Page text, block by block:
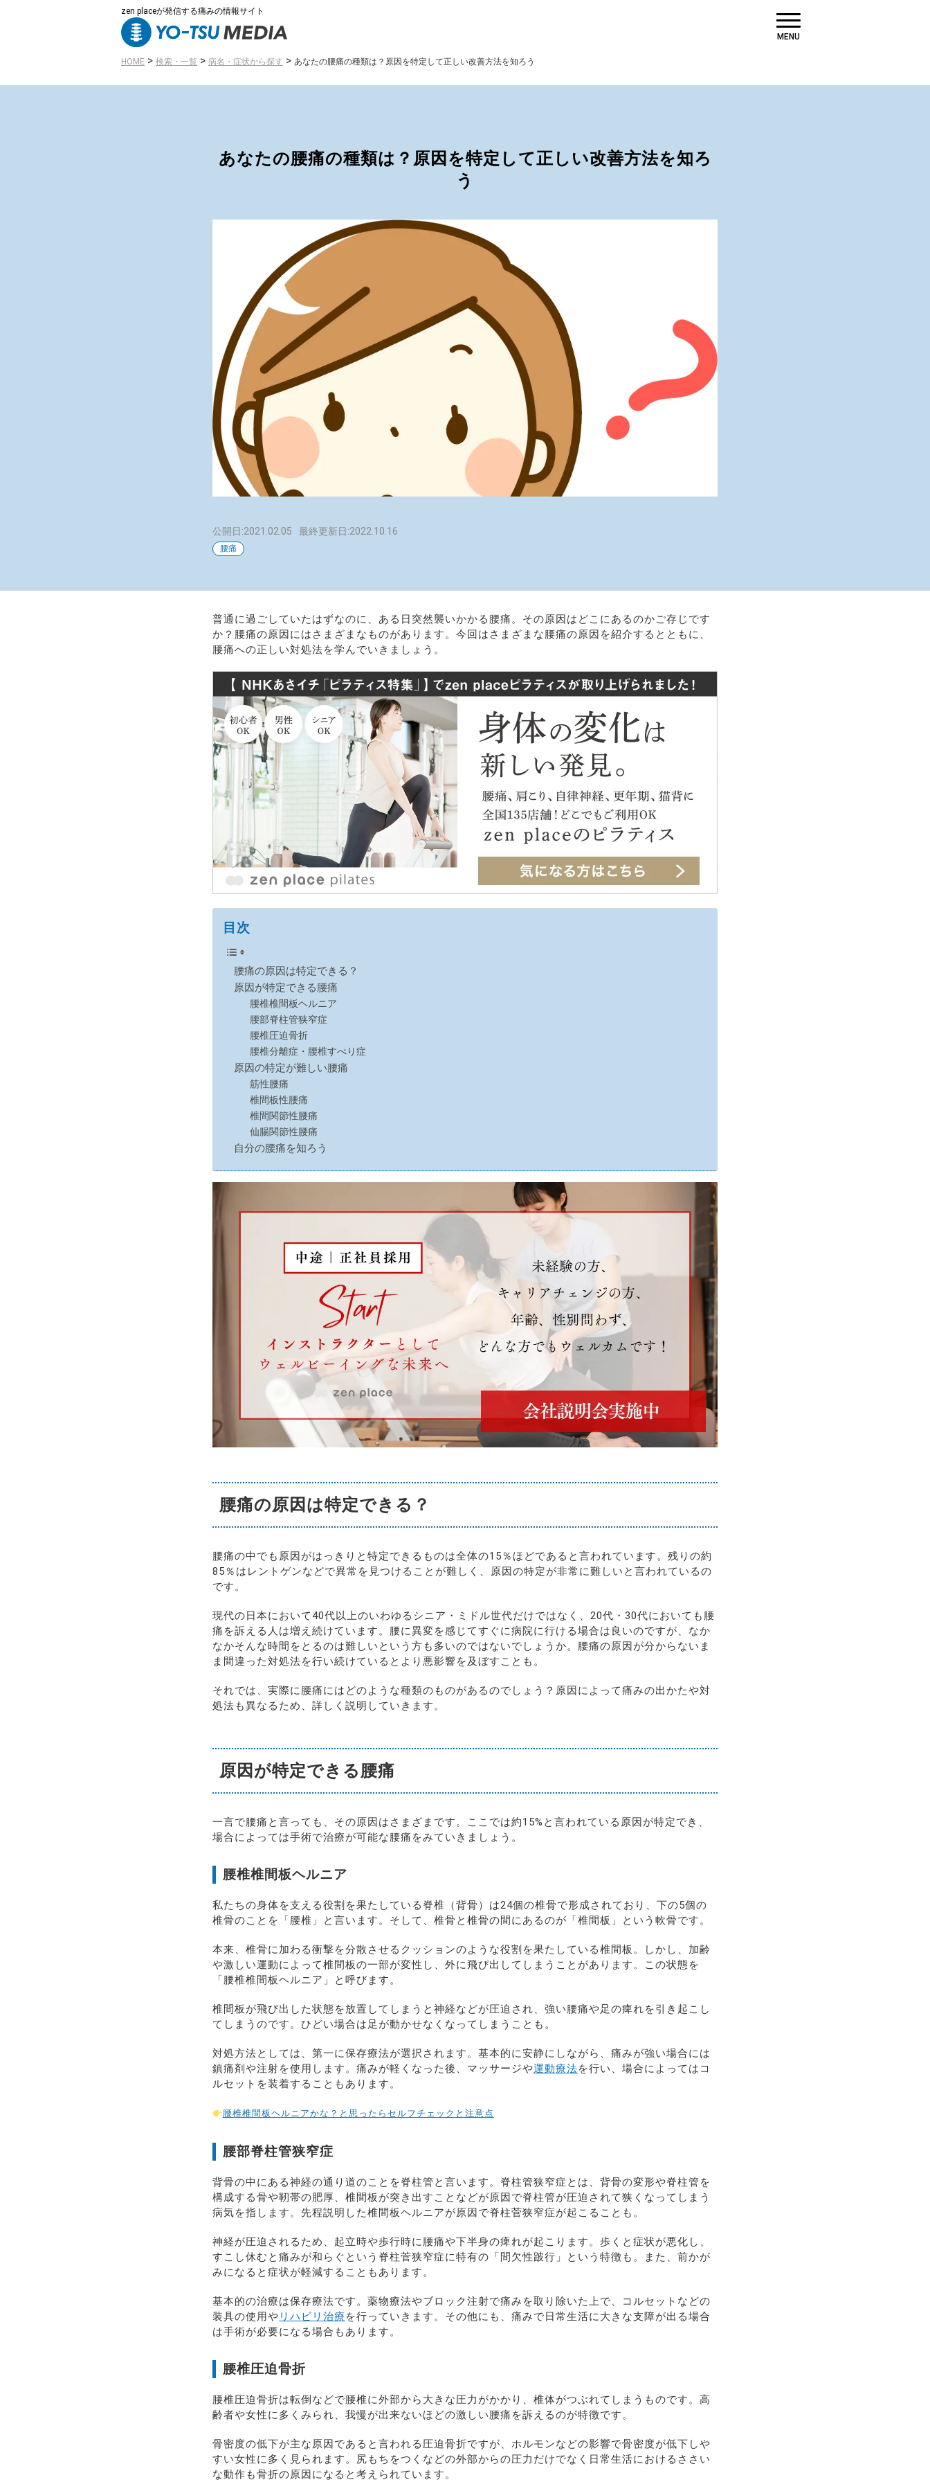
zen placeが発信する痛みの情報サイト
MENU
HOME > 検索・一覧 > 病名・症状から探す > あなたの腰痛の種類は？原因を特定して正しい改善方法を知ろう
あなたの腰痛の種類は？原因を特定して正しい改善方法を知ろ
う
公開日:2021.02.05 最終更新日:2022.10.16
腰痛
普通に過ごしていたはずなのに、ある日突然襲いかかる腰痛。その原因はどこにあるのかご存じです
か？腰痛の原因にはさまざまなものがあります。今回はさまざまな腰痛の原因を紹介するとともに、
腰痛への正しい対処法を学んでいきましょう。
目次
腰痛の原因は特定できる？
原因が特定できる腰痛
腰椎椎間板ヘルニア
腰部脊柱管狭窄症
腰椎圧迫骨折
腰椎分離症・腰椎すべり症
原因の特定が難しい腰痛
筋性腰痛
椎間板性腰痛
椎間関節性腰痛
仙腸関節性腰痛
自分の腰痛を知ろう
腰痛の原因は特定できる？
腰痛の中でも原因がはっきりと特定できるものは全体の15％ほどであると言われています。残りの約
85％はレントゲンなどで異常を見つけることが難しく、原因の特定が非常に難しいと言われているの
です。
現代の日本において40代以上のいわゆるシニア・ミドル世代だけではなく、20代・30代においても腰
痛を訴える人は増え続けています。腰に異変を感じてすぐに病院に行ける場合は良いのですが、なか
なかそんな時間をとるのは難しいという方も多いのではないでしょうか。腰痛の原因が分からないま
ま間違った対処法を行い続けているとより悪影響を及ぼすことも。
それでは、実際に腰痛にはどのような種類のものがあるのでしょう？原因によって痛みの出かたや対
処法も異なるため、詳しく説明していきます。
原因が特定できる腰痛
一言で腰痛と言っても、その原因はさまざまです。ここでは約15%と言われている原因が特定でき、
場合によっては手術で治療が可能な腰痛をみていきましょう。
腰椎椎間板ヘルニア
私たちの身体を支える役割を果たしている脊椎（背骨）は24個の椎骨で形成されており、下の5個の
椎骨のことを「腰椎」と言います。そして、椎骨と椎骨の間にあるのが「椎間板」という軟骨です。
本来、椎骨に加わる衝撃を分散させるクッションのような役割を果たしている椎間板。しかし、加齢
や激しい運動によって椎間板の一部が変性し、外に飛び出してしまうことがあります。この状態を
「腰椎椎間板ヘルニア」と呼びます。
椎間板が飛び出した状態を放置してしまうと神経などが圧迫され、強い腰痛や足の痺れを引き起こし
てしまうのです。ひどい場合は足が動かせなくなってしまうことも。
対処方法としては、第一に保存療法が選択されます。基本的に安静にしながら、痛みが強い場合には
鎮痛剤や注射を使用します。痛みが軽くなった後、マッサージや運動療法を行い、場合によってはコ
ルセットを装着することもあります。
腰椎椎間板ヘルニアかな？と思ったらセルフチェックと注意点
腰部脊柱管狭窄症
背骨の中にある神経の通り道のことを脊柱管と言います。脊柱管狭窄症とは、背骨の変形や脊柱管を
構成する骨や靭帯の肥厚、椎間板が突き出すことなどが原因で脊柱管が圧迫されて狭くなってしまう
病気を指します。先程説明した椎間板ヘルニアが原因で脊柱菅狭窄症が起こることも。
神経が圧迫されるため、起立時や歩行時に腰痛や下半身の痺れが起こります。歩くと症状が悪化し、
すこし休むと痛みが和らぐという脊柱菅狭窄症に特有の「間欠性跛行」という特徴も。また、前かが
みになると症状が軽減することもあります。
基本的の治療は保存療法です。薬物療法やブロック注射で痛みを取り除いた上で、コルセットなどの
装具の使用や リハビリ治療 を行っていきます。その他にも、痛みで日常生活に大きな支障が出る場合
は手術が必要になる場合もあります。
腰椎圧迫骨折
腰椎圧迫骨折は転倒などで腰椎に外部から大きな圧力がかかり、椎体がつぶれてしまうものです。高
齢者や女性に多くみられ、我慢が出来ないほどの激しい腰痛を訴えるのが特徴です。
骨密度の低下が主な原因であると言われる圧迫骨折ですが、ホルモンなどの影響で骨密度が低下しや
すい女性に多く見られます。尻もちをつくなどの外部からの圧力だけでなく日常生活におけるささい
な動作も骨折の原因になると考えられています。